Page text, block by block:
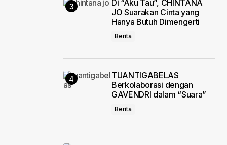
Di “Aku Tau”, CHINTANA
JO Suarakan Cinta yang
Hanya Butuh Dimengerti
Berita
TUANTIGABELAS
Berkolaborasi dengan
GAVENDRI dalam “Suara”
Berita